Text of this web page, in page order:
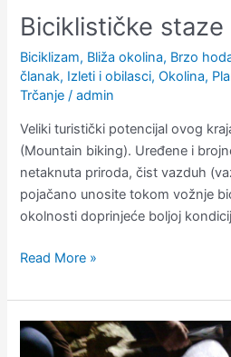
Biciklističke staze
Biciklizam, Bliža okolina, Brzo
članak, Izleti i obilasci,Okolina,
Trčanje /admin
Veliki turistički potencijal ovog
(Mountain biking). Uređene i
netaknuta priroda, čist vazduh
pojačano unosite tokom vožnje
okolnosti doprinjeće boljoj
Read More »
Ledena
pećina